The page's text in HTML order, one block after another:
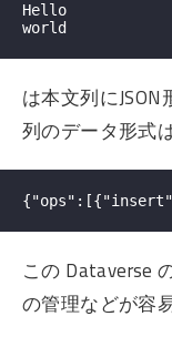
Hello
は本文列に
列のデータ形式
この Dataverse
の管理などが容